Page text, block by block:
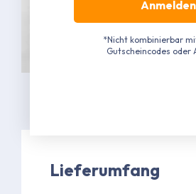
Lieferumfang
Anmelden
*Nicht kombinierbar
Gutscheincodes oder